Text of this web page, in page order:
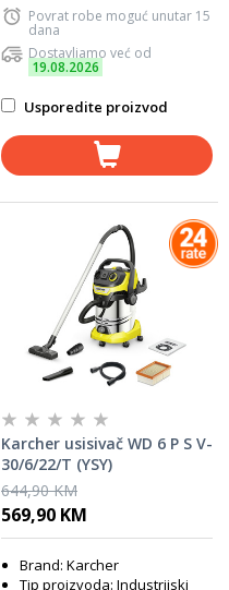
Povrat robe moguć unutar 15
dana
Dostavljamo već od
19.08.2026
Usporedite proizvod
Karcher usisivač WD 6 P S V-
30/6/22/T (YSY)
644,90 KM
569,90 KM
Brand: Karcher
Tip proizvoda: Industrijski